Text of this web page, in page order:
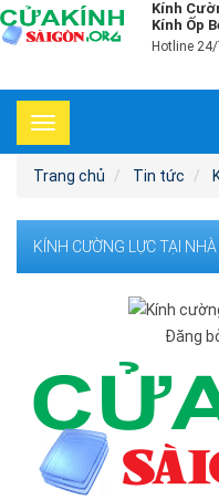
Kính
Kính Ốp
Hotline
Toggle
navigation
Trang chủ
Tin tức
KÍNH CƯỜNG LỰC TẠI
Đăng